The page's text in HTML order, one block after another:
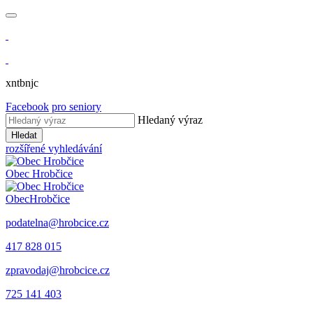
xntbnjc
Facebook pro seniory
Hledaný výraz
Hledat
rozšířené vyhledávání
Obec Hrobčice
ObecHrobčice
podatelna@hrobcice.cz
417 828 015
zpravodaj@hrobcice.cz
725 141 403